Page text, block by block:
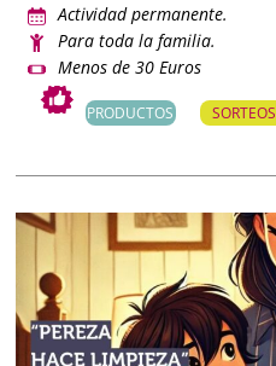
Actividad permanente.
Para toda la familia.
Menos de 30 Euros
PRODUCTOS SORTEOS